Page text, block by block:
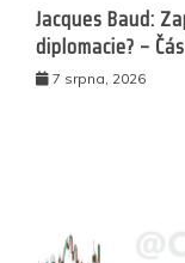
Jacques Baud:
diplomacie? –
7 srpna, 2026